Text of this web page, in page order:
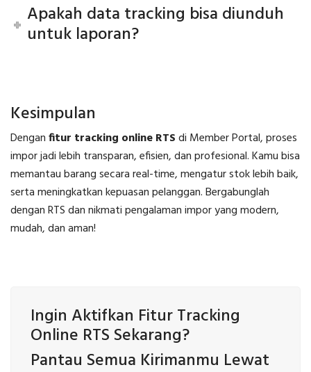
Apakah data tracking bisa diunduh
untuk laporan?
Kesimpulan
Denganfitur tracking online RTSdi Member Portal, proses
impor jadi lebih transparan, efisien, dan profesional. Kamu bisa
memantau barang secara real-time, mengatur stok lebih baik,
serta meningkatkan kepuasan pelanggan. Bergabunglah
dengan RTS dan nikmati pengalaman impor yang modern,
mudah, dan aman!
Ingin Aktifkan Fitur Tracking
Online RTS Sekarang?
Pantau Semua Kirimanmu Lewat